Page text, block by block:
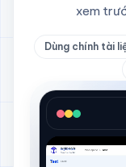
xem
Dùng chính tài